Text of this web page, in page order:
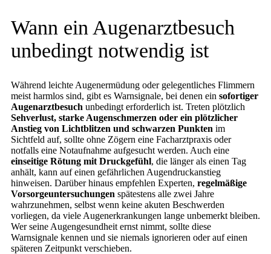
Wann ein Augenarztbesuch
unbedingt notwendig ist
Während leichte Augenermüdung oder gelegentliches Flimmern
meist harmlos sind, gibt es Warnsignale, bei denen ein sofortiger
Augenarztbesuch unbedingt erforderlich ist. Treten plötzlich
Sehverlust, starke Augenschmerzen oder ein plötzlicher
Anstieg von Lichtblitzen und schwarzen Punkten im
Sichtfeld auf, sollte ohne Zögern eine Facharztpraxis oder
notfalls eine Notaufnahme aufgesucht werden. Auch eine
einseitige Rötung mit Druckgefühl, die länger als einen Tag
anhält, kann auf einen gefährlichen Augendruckanstieg
hinweisen. Darüber hinaus empfehlen Experten, regelmäßige
Vorsorgeuntersuchungen spätestens alle zwei Jahre
wahrzunehmen, selbst wenn keine akuten Beschwerden
vorliegen, da viele Augenerkrankungen lange unbemerkt bleiben.
Wer seine Augengesundheit ernst nimmt, sollte diese
Warnsignale kennen und sie niemals ignorieren oder auf einen
späteren Zeitpunkt verschieben.